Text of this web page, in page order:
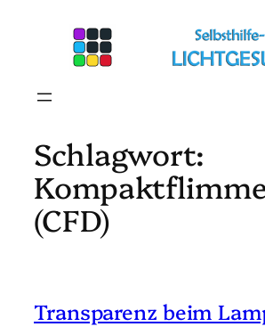
Schlagwort:
(CFD)
Transparenz beim